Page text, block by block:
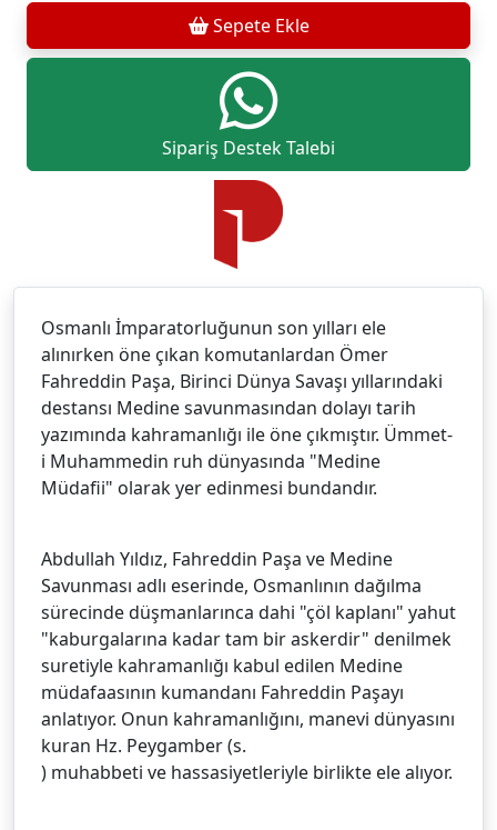
Sepete Ekle
Sipariş Destek Talebi
Osmanlı İmparatorluğunun son yılları ele
alınırken öne çıkan komutanlardan Ömer
Fahreddin Paşa, Birinci Dünya Savaşı yıllarındaki
destansı Medine savunmasından dolayı tarih
yazımında kahramanlığı ile öne çıkmıştır. Ümmet-
i Muhammedin ruh dünyasında "Medine
Müdafii" olarak yer edinmesi bundandır.
Abdullah Yıldız, Fahreddin Paşa ve Medine
Savunması adlı eserinde, Osmanlının dağılma
sürecinde düşmanlarınca dahi "çöl kaplanı" yahut
"kaburgalarına kadar tam bir askerdir" denilmek
suretiyle kahramanlığı kabul edilen Medine
müdafaasının kumandanı Fahreddin Paşayı
anlatıyor. Onun kahramanlığını, manevi dünyasını
kuran Hz. Peygamber (s.
) muhabbeti ve hassasiyetleriyle birlikte ele alıyor.